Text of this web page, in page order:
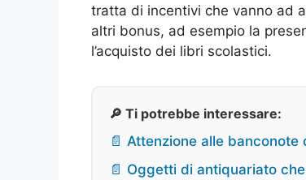
tratta di incentivi che vanno ad
altri bonus, ad esempio la
l’acquisto dei libri scolastici.
🔎 Ti potrebbe interessare:
📄 Attenzione alle
📄 Oggetti di antiquariato